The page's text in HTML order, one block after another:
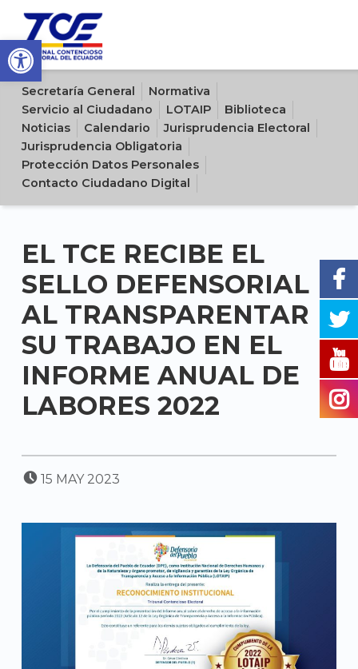
Open toolbar
Sitio oficial del Tribunal Contencioso Electoral del Ecuador
Secretaría General
Normativa
Servicio al Ciudadano
LOTAIP
Biblioteca
Noticias
Calendario
Jurisprudencia Electoral
Jurisprudencia Obligatoria
Protección Datos Personales
Contacto Ciudadano Digital
EL TCE RECIBE EL
SELLO DEFENSORIAL
AL TRANSPARENTAR
SU TRABAJO EN EL
INFORME ANUAL DE
LABORES 2022
POSTED ON:
15 MAY 2023